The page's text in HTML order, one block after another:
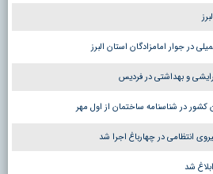
و بهداشتی در فردیس
کشور در شناسنامه ساختمان از اول مهر
انتظامی در چهارباغ اجرا شد
شد